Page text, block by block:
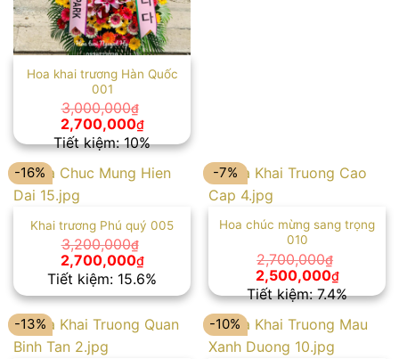
Hoa khai trương Hàn Quốc
001
3,000,000₫
Giá
gốc
là:
3,000,000₫.
2,700,000₫Giá
hiện
tại
là:
2,700,000₫.
Tiết kiệm: 10%
-16%
Khai trương Phú quý 005
3,200,000₫
Giá
gốc
là:
3,200,000₫.
2,700,000₫Giá
hiện
tại
là:
2,700,000₫.
Tiết kiệm: 15.6%
-7%
Hoa chúc mừng sang trọng
010
2,700,000₫
Giá
gốc
là:
2,700,000₫.
2,500,000₫Giá
hiện
tại
là:
Tiết kiệm: 7.4%
-13% -10%